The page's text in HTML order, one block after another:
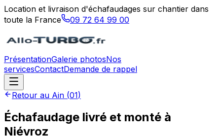
Location et livraison d'échafaudages sur chantier dans
toute la France
09 72 64 99 00
PrésentationGalerie photosNos
servicesContactDemande de rappel
Retour au Ain (01)
Échafaudage livré et monté à
Niévroz